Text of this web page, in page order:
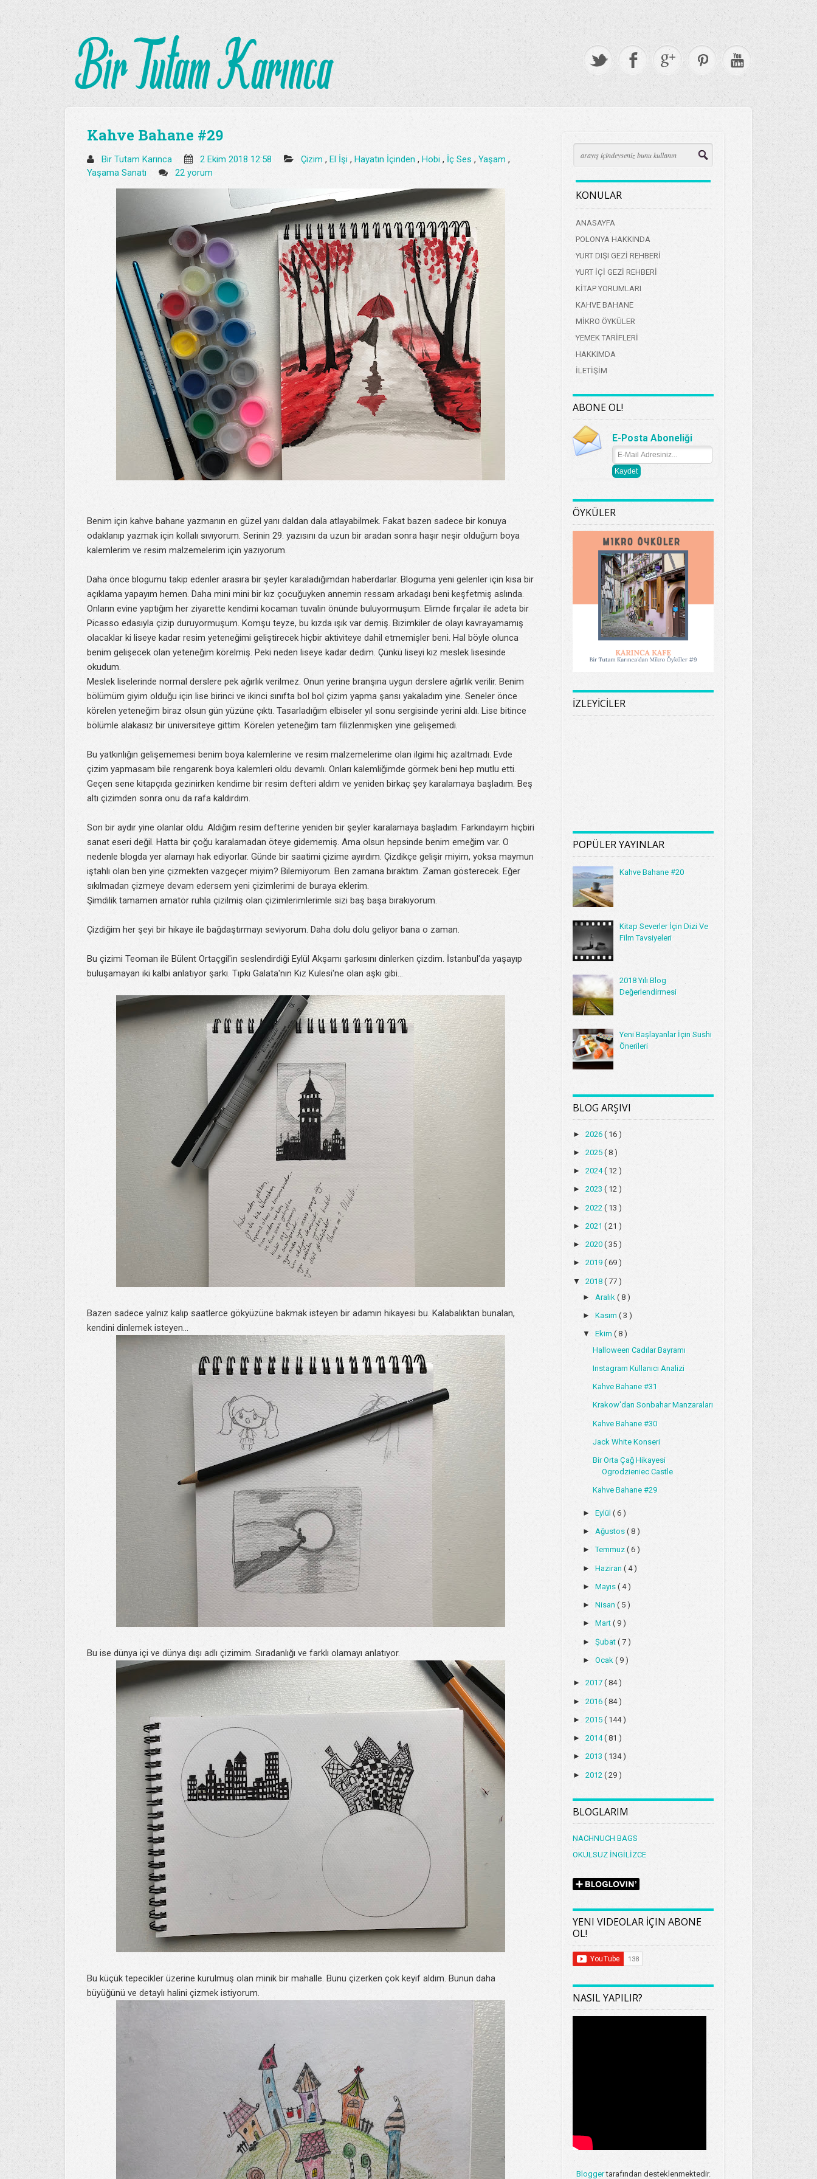
Kahve Bahane #29
Bir Tutam Karınca 2 Ekim 2018 12:58 Çizim , El İşi , Hayatın İçinden , Hobi , İç Ses , Yaşam ,
Yaşama Sanatı
22 yorum
Benim için kahve bahane yazmanın en güzel yanı daldan dala atlayabilmek. Fakat bazen sadece bir konuya
odaklanıp yazmak için kollalı sıvıyorum. Serinin 29. yazısını da uzun bir aradan sonra haşır neşir olduğum boya
kalemlerim ve resim malzemelerim için yazıyorum.
Daha önce blogumu takip edenler arasıra bir şeyler karaladığımdan haberdarlar. Bloguma yeni gelenler için kısa bir
açıklama yapayım hemen. Daha mini mini bir kız çocuğuyken annemin ressam arkadaşı beni keşfetmiş aslında.
Onların evine yaptığım her ziyarette kendimi kocaman tuvalin önünde buluyormuşum. Elimde fırçalar ile adeta bir
Picasso edasıyla çizip duruyormuşum. Komşu teyze, bu kızda ışık var demiş. Bizimkiler de olayı kavrayamamış
olacaklar ki liseye kadar resim yeteneğimi geliştirecek hiçbir aktiviteye dahil etmemişler beni. Hal böyle olunca
benim gelişecek olan yeteneğim körelmiş. Peki neden liseye kadar dedim. Çünkü liseyi kız meslek lisesinde
okudum.
Meslek liselerinde normal derslere pek ağırlık verilmez. Onun yerine branşına uygun derslere ağırlık verilir. Benim
bölümüm giyim olduğu için lise birinci ve ikinci sınıfta bol bol çizim yapma şansı yakaladım yine. Seneler önce
körelen yeteneğim biraz olsun gün yüzüne çıktı. Tasarladığım elbiseler yıl sonu sergisinde yerini aldı. Lise bitince
bölümle alakasız bir üniversiteye gittim. Körelen yeteneğim tam filizlenmişken yine gelişemedi.
Bu yatkınlığın gelişememesi benim boya kalemlerine ve resim malzemelerime olan ilgimi hiç azaltmadı. Evde
çizim yapmasam bile rengarenk boya kalemleri oldu devamlı. Onları kalemliğimde görmek beni hep mutlu etti.
Geçen sene kitapçıda gezinirken kendime bir resim defteri aldım ve yeniden birkaç şey karalamaya başladım. Beş
altı çizimden sonra onu da rafa kaldırdım.
Son bir aydır yine olanlar oldu. Aldığım resim defterine yeniden bir şeyler karalamaya başladım. Farkındayım hiçbiri
sanat eseri değil. Hatta bir çoğu karalamadan öteye gidememiş. Ama olsun hepsinde benim emeğim var. O
nedenle blogda yer alamayı hak ediyorlar. Günde bir saatimi çizime ayırdım. Çizdikçe gelişir miyim, yoksa maymun
iştahlı olan ben yine çizmekten vazgeçer miyim? Bilemiyorum. Ben zamana bıraktım. Zaman gösterecek. Eğer
sıkılmadan çizmeye devam edersem yeni çizimlerimi de buraya eklerim.
Şimdilik tamamen amatör ruhla çizilmiş olan çizimlerimlerimle sizi baş başa bırakıyorum.
Çizdiğim her şeyi bir hikaye ile bağdaştırmayı seviyorum. Daha dolu dolu geliyor bana o zaman.
Bu çizimi Teoman ile Bülent Ortaçgil'in seslendirdiği Eylül Akşamı şarkısını dinlerken çizdim. İstanbul'da yaşayıp
buluşamayan iki kalbi anlatıyor şarkı. Tıpkı Galata'nın Kız Kulesi'ne olan aşkı gibi...
Bazen sadece yalnız kalıp saatlerce gökyüzüne bakmak isteyen bir adamın hikayesi bu. Kalabalıktan bunalan,
kendini dinlemek isteyen...
Bu ise dünya içi ve dünya dışı adlı çizimim. Sıradanlığı ve farklı olamayı anlatıyor.
Bu küçük tepecikler üzerine kurulmuş olan minik bir mahalle. Bunu çizerken çok keyif aldım. Bunun daha
büyüğünü ve detaylı halini çizmek istiyorum.
KONULAR
ANASAYFA
POLONYA HAKKINDA
YURT DIŞI GEZİ REHBERİ
YURT İÇİ GEZİ REHBERİ
KİTAP YORUMLARI
KAHVE BAHANE
MİKRO ÖYKÜLER
YEMEK TARİFLERİ
HAKKIMDA
İLETİŞİM
ABONE OL!
E-Posta Aboneliği
ÖYKÜLER
İZLEYİCİLER
POPÜLER YAYINLAR
Kahve Bahane #20
Kitap Severler İçin Dizi Ve
Film Tavsiyeleri
2018 Yılı Blog
Değerlendirmesi
Yeni Başlayanlar İçin Sushi
Önerileri
BLOG ARŞIVI
►2026( 16 )
►2025( 8 )
►2024( 12 )
►2023( 12 )
►2022( 13 )
►2021( 21 )
►2020( 35 )
►2019( 69 )
▼2018( 77 )
► Aralık ( 8 )
► Kasım ( 3 )
▼ Ekim ( 8 )
Halloween Cadılar Bayramı
Instagram Kullanıcı Analizi
Kahve Bahane #31
Krakow'dan Sonbahar Manzaraları
Kahve Bahane #30
Jack White Konseri
Bir Orta Çağ Hikayesi
Ogrodzieniec Castle
Kahve Bahane #29
► Eylül ( 6 )
► Ağustos ( 8 )
►Temmuz ( 6 )
► Haziran ( 4 )
► Mayıs ( 4 )
► Nisan ( 5 )
► Mart ( 9 )
► Şubat ( 7 )
► Ocak ( 9 )
►2017( 84 )
►2016( 84 )
►2015( 144 )
►2014( 81 )
►2013( 134 )
►2012( 29 )
BLOGLARIM
NACHNUCH BAGS
OKULSUZ İNGİLİZCE
YENI VIDEOLAR İÇIN ABONE
OL!
NASIL YAPILIR?
Bloggertarafından desteklenmektedir.